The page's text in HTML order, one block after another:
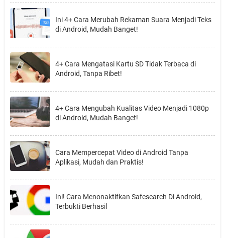
Ini 4+ Cara Merubah Rekaman Suara Menjadi Teks
di Android, Mudah Banget!
4+ Cara Mengatasi Kartu SD Tidak Terbaca di
Android, Tanpa Ribet!
4+ Cara Mengubah Kualitas Video Menjadi 1080p
di Android, Mudah Banget!
Cara Mempercepat Video di Android Tanpa
Aplikasi, Mudah dan Praktis!
Ini! Cara Menonaktifkan Safesearch Di Android,
Terbukti Berhasil